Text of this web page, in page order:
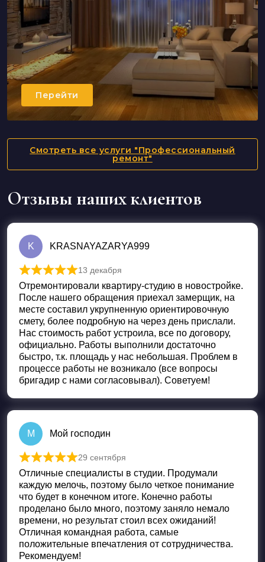
Перейти
Смотреть все услуги "Профессиональный
ремонт"
Отзывы наших клиентов
K KRASNAYAZARYA999
Оценка из 5
13 декабря
Отремонтировали квартиру-студию в новостройке.
После нашего обращения приехал замерщик, на
месте составил укрупненную ориентировочную
смету, более подробную на через день прислали.
Нас стоимость работ устроила, все по договору,
официально. Работы выполнили достаточно
быстро, т.к. площадь у нас небольшая. Проблем в
процессе работы не возникало (все вопросы
бригадир с нами согласовывал). Советуем!
М Мой господин
Оценка
29 сентября
Отличные специалисты в студии. Продумали
каждую мелочь, поэтому было четкое понимание
что будет в конечном итоге. Конечно работы
проделано было много, поэтому заняло немало
времени, но результат стоил всех ожиданий!
Отличная кoмандная работа, самые
положительные впечатления от сотрудничества.
Рекомендуем!